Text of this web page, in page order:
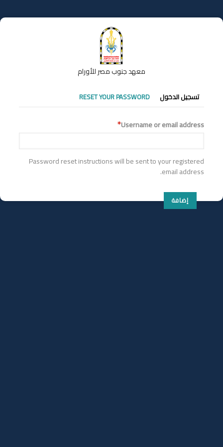
إلى
المحتوى
معهد جنوب مصر للأورام
التبويبات
الأساسية
تسجيل الدخول RESET YOUR PASSWORD
Username or email address
Password reset instructions will be sent to your registered
email address.